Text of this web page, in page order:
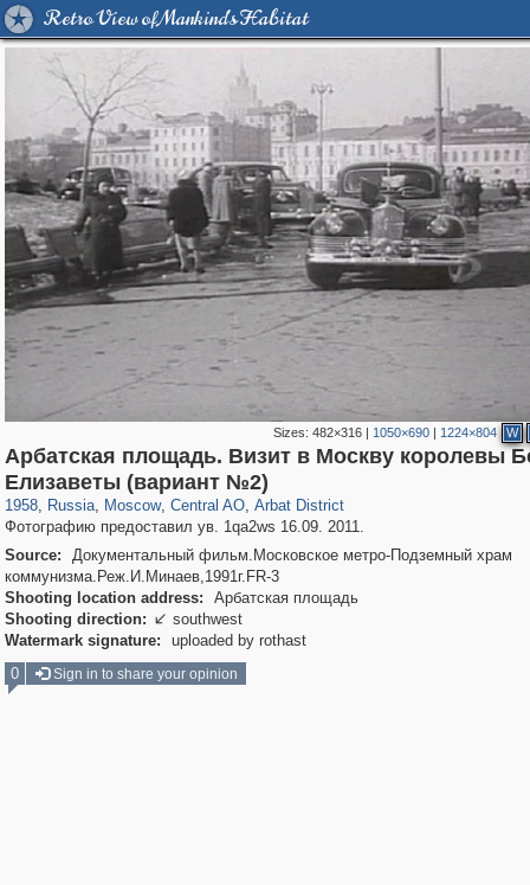
Retro View of Mankind's Habitat
Sizes:482×316 | 1050×690 | 1224×804 W
Арбатская площадь. Визит в Москву королевы
Елизаветы (вариант №2)
1958, Russia
1,407,780 29,263
, Moscow
319,968 8,295
, Central AO
160,055 5,920
, Arbat District
13,485
Фотографию предоставил ув. 1qa2ws 16.09. 2011.
Source:
Документальный фильм.Московское метро-Подземный храм
коммунизма.Реж.И.Минаев,1991г.FR-3
Shooting location address:
Арбатская площадь
Shooting direction:  southwest
Watermark signature:
uploaded by rothast
0
Sign in to share your opinion